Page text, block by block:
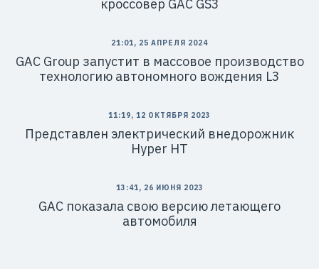
кроссовер GAC GS3
21:01, 25 АПРЕЛЯ 2024
GAC Group запустит в массовое производство
технологию автономного вождения L3
11:19, 12 ОКТЯБРЯ 2023
Представлен электрический внедорожник
Hyper HT
13:41, 26 ИЮНЯ 2023
GAC показала свою версию летающего
автомобиля